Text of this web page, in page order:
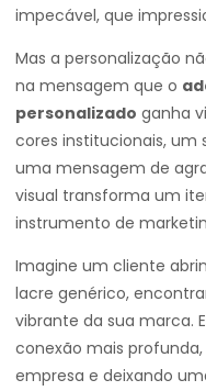
impecável, que
Mas a personalização
na mensagem que o
personalizado ganha
cores institucionais,
uma mensagem de
visual transforma um
instrumento de
Imagine um cliente
lacre genérico,
vibrante da sua marca.
conexão mais
empresa e deixando